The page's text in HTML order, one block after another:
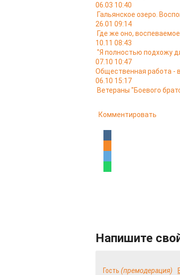
06.03 10:40
Гальянское озеро.
26.01 09:14
Где же оно,
10.11 08:43
"Я полностью подхожу
07.10 10:47
Общественная работа -
06.10 15:17
Ветераны "Боевого
Комментировать
Напишите
Гость (премодерация)